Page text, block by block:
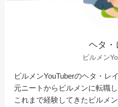
ヘタ・
ビルメン
ビルメンYouTuberのヘタ・レイ
元ニートからビルメンに転職し
これまで経験してきたビルメ